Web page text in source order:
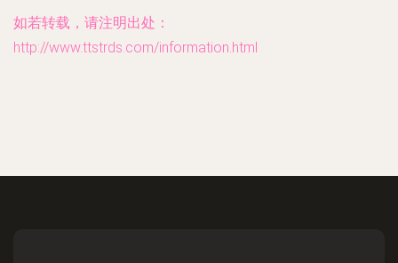
如若转载，请注明出处：
http://www.ttstrds.com/information.html